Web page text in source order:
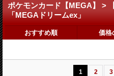
ポケモンカード【MEGA】 >
「MEGAドリームex」
おすすめ順 価格
1 2 3